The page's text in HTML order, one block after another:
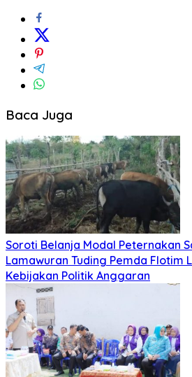
Baca Juga
Soroti Belanja Modal Peternakan
Lamawuran Tuding Pemda Flotim
Kebijakan Politik Anggaran